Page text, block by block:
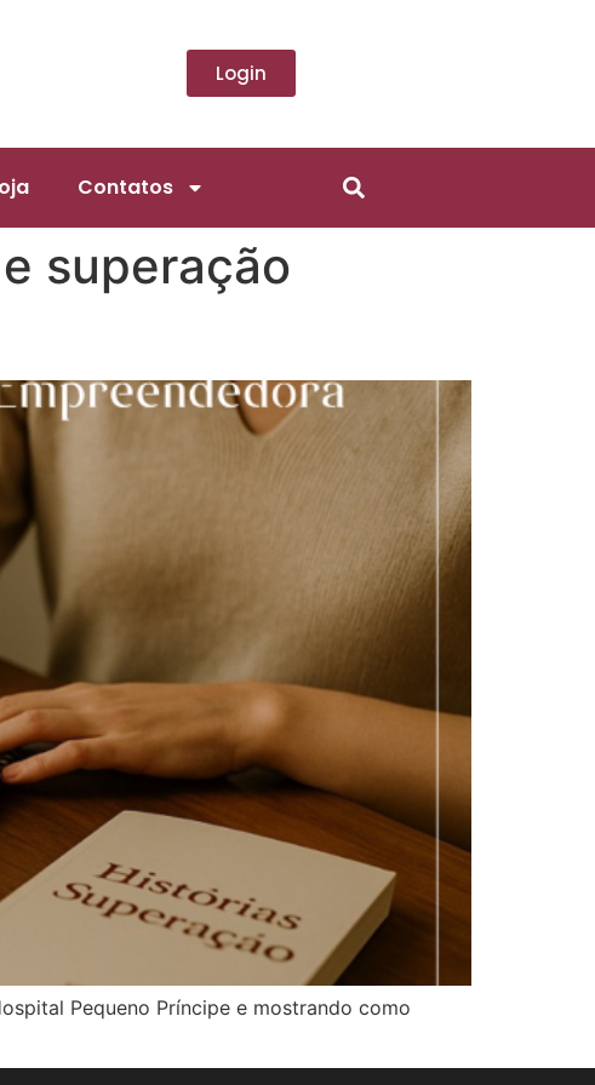
Login
Contatos
superação
Pequeno Príncipe e mostrando como